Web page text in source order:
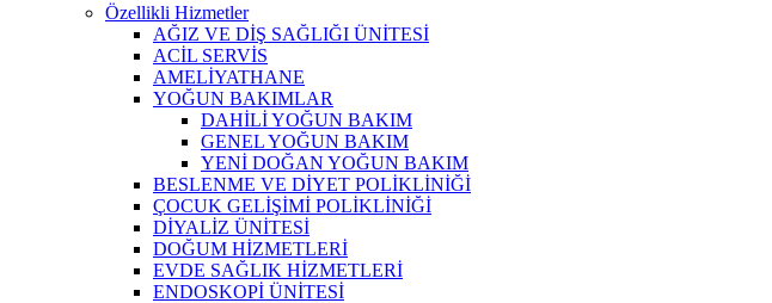
Özellikli Hizmetler
AĞIZ VE DİŞ SAĞLIĞI ÜNİTESİ
ACİL SERVİS
AMELİYATHANE
YOĞUN BAKIMLAR
DAHİLİ YOĞUN BAKIM
GENEL YOĞUN BAKIM
YENİ DOĞAN YOĞUN BAKIM
BESLENME VE DİYET POLİKLİNİĞİ
ÇOCUK GELİŞİMİ POLİKLİNİĞİ
DİYALİZ ÜNİTESİ
DOĞUM HİZMETLERİ
EVDE SAĞLIK HİZMETLERİ
ENDOSKOPİ ÜNİTESİ